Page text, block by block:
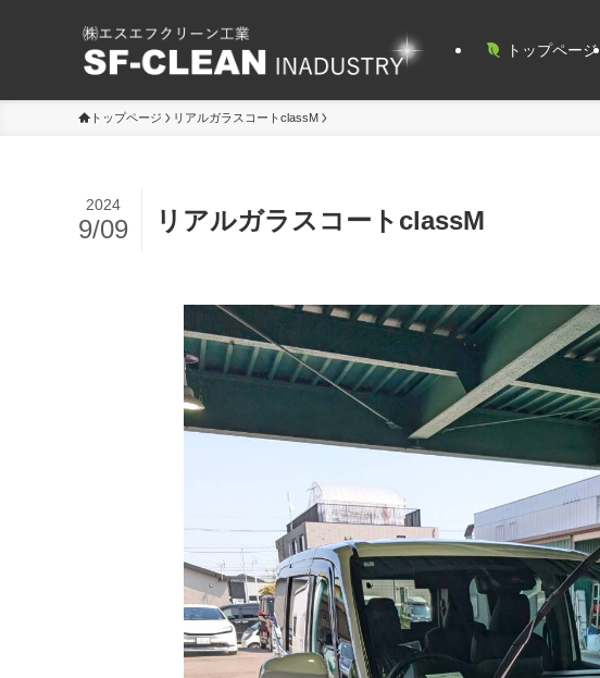
トップページ
トップページ リアルガラスコートclassM
リアルガラスコートclassM
2024
9/09